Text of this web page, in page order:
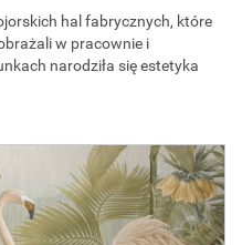
hal fabrycznych, które
w pracownie i
narodziła się estetyka